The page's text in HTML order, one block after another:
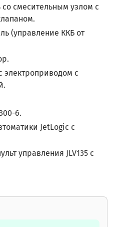
смесительным узлом с
(управление ККБ от
с
6.
JetLogic с
управления JLV135 c